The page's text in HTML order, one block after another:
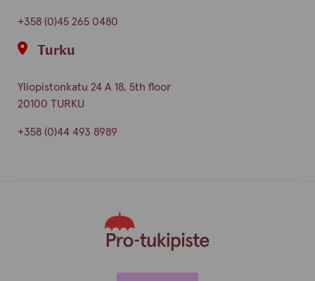
+358 (0)45 265 0480
Turku
Yliopistonkatu 24 A 18, 5th floor
20100 TURKU
+358 (0)44 493 8989